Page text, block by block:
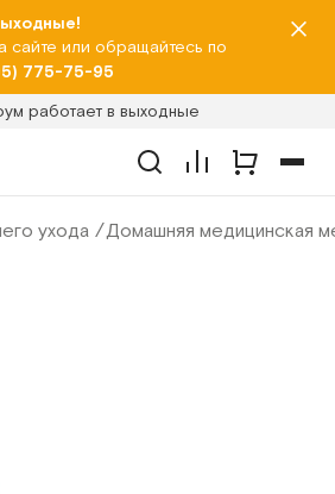
сайте или обращайтесь по
775-75-95
работает в выходные
ухода Домашняя медицинская